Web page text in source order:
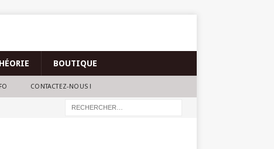
BOUTIQUE
CONTACTEZ-NOUS !